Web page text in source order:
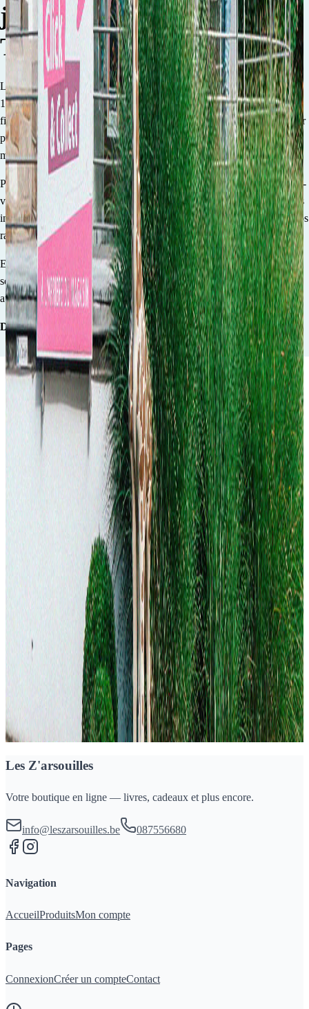
jeux et jouets pour enfants à
Theux en Belgique
Les Z’arsouilles, une boutique familiale aux mille et un trésors. Déjà
10 années de partage à vos côtés. Grâce à votre confiance et votre
fidélité, nous avons pu grandir, évoluer et devenir une destination pour
petits et grands en quête de divertissement, d’apprentissage et de
magie.
Plongez dans notre univers coloré rempli de GOOD VIBES et laissez-
vous inspirer par notre large sélection pour petits et grands. Classiques
intemporels et nouveautés exclusives, le choix ne manque pas dans nos
rayons !
Ensemble, soutenons le commerce local et continuons à créer des
souvenirs et faire naitre des sourires pour les 10 prochaines années et
au-delà !
Domi, Camille et toute l’équipe des Z’arsouilles.
Livraison rapide
Vos commandes sont prises en charge du lundi au vendredi par notre
Conseil d'expert
Besoin d'un conseil ? Notre équipe est joignable au : +32 (0)87 55
66 80 durant les heures d'ouverture.
Magasin physique
Découvrez notre boutique : Rue des 600 Franchimontois 26, Theux
(4910), Belgique
Paiement sécurisé
Votre sécurité est garantie grâce aux moyens de paiement en ligne :
Paypal, Visa et MasterCard.
Les Z'arsouilles
Votre boutique en ligne — livres, cadeaux et plus encore.
info@leszarsouilles.be 087556680
Navigation
AccueilProduitsMon compte
Pages
ConnexionCréer un compteContact